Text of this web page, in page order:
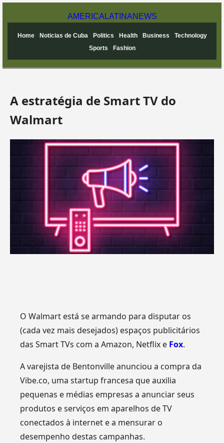
AMERICA LATINANEWS
Home Noticias de Cuba Politics Health Business
Technology
Sports
Fashion
A estratégia de Smart TV do
Walmart
O Walmart está se armando para disputar os
(cada vez mais desejados) espaços publicitários
das Smart TVs com a Amazon, Netflix e Fox.
A varejista de Bentonville anunciou a compra da
Vibe.co, uma startup francesa que auxilia
pequenas e médias empresas a anunciar seus
produtos e serviços em aparelhos de TV
conectados à internet e a mensurar o
desempenho destas campanhas.